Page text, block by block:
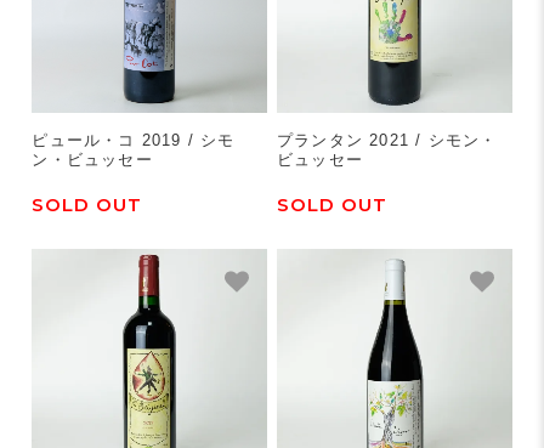
ピュール・コ 2019 / シモ
ン・ビュッセー
SOLD OUT
プランタン 2021 / シモン・
ビュッセー
SOLD OUT